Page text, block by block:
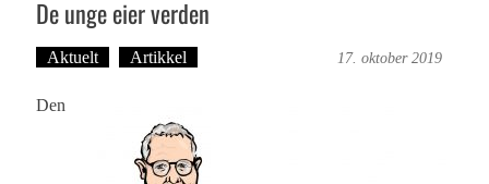
De unge eier verden
Aktuelt Artikkel 17. oktober 2019
Den